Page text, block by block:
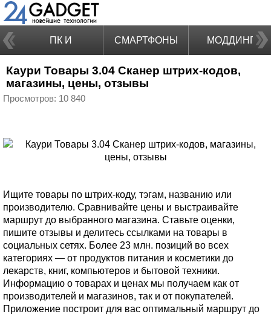
ПК И
НОУТБУКИ
СМАРТФОНЫ МОДДИНГ
Каури Товары 3.04 Сканер штрих-кодов,
магазины, цены, отзывы
Просмотров: 10 840
Ищите товары по штрих-коду, тэгам, названию или
производителю. Сравнивайте цены и выстраивайте
маршрут до выбранного магазина. Ставьте оценки,
пишите отзывы и делитесь ссылками на товары в
социальных сетях. Более 23 млн. позиций во всех
категориях — от продуктов питания и косметики до
лекарств, книг, компьютеров и бытовой техники.
Информацию о товарах и ценах мы получаем как от
производителей и магазинов, так и от покупателей.
Приложение построит для вас оптимальный маршрут до